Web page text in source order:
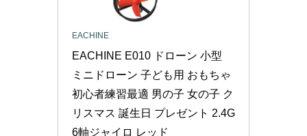
EACHINE
EACHINE E010 ドローン 小型
ミニドローン 子ども用 おもちゃ
初心者練習最適 男の子 女の子 ク
リスマス 誕生日 プレゼント 2.4G
6軸ジャイロ レッド